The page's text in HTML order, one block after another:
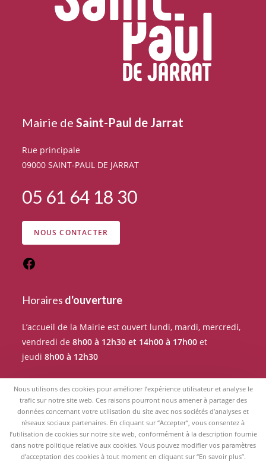
Mairie deSaint-Paul de Jarrat
Rue principale
09000 SAINT-PAUL DE JARRAT
05 61 64 18 30
NOUS CONTACTER
Horaires d'ouverture
L’accueil de la Mairie est ouvert lundi, mardi, mercredi,
vendredi de8h00 à 12h30 et 14h00 à 17h00 et
jeudi8h00 à 12h30
municipal, merci de prendre RDV auprès de l’accueil de
la Mairie.
Nous utilisons des cookies pour améliorer l’expérience utilisateur et analyse le
trafic sur notre site web. Ces raisons pourront nous amener à partager des
données concernant votre utilisation du site avec nos sociétés d’analyses et
réseaux sociaux partenaires. En cliquant sur “Accepter“, vous consentez à
l’utilisation de cookies sur notre site web, conformément à la description fournie
dans notre politique relative aux cookies. Vous pouvez modifier vos paramètres
d’acceptation des cookies à tout moment en cliquant sur “En savoir plus”.